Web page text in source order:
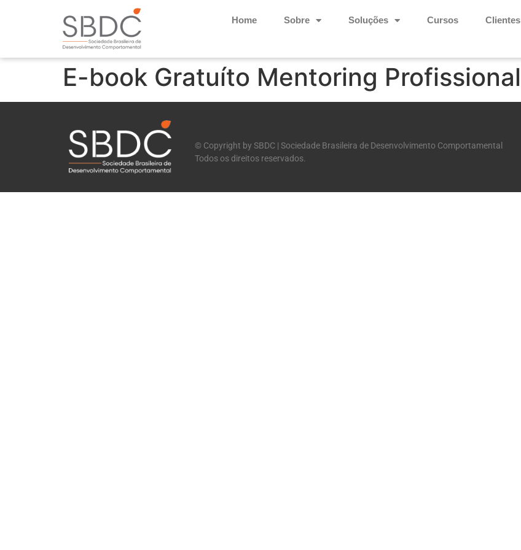
Home Sobre Soluções Cursos Clientes
E-book Gratuíto Mentoring Profissional
© Copyright by SBDC | Sociedade Brasileira de Desenvolvimento Comportamental
Todos os direitos reservados.